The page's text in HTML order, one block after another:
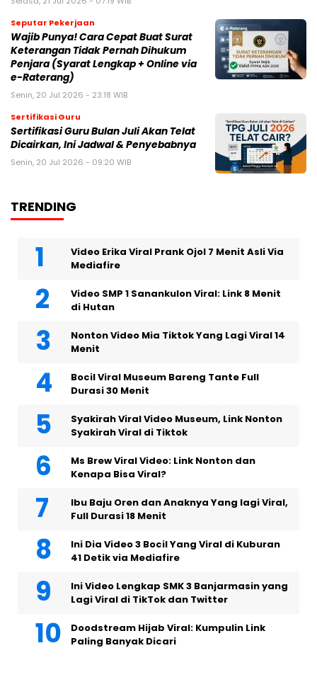
Seputar Pekerjaan
Wajib Punya! Cara Cepat Buat Surat
Keterangan Tidak Pernah Dihukum
Penjara (Syarat Lengkap + Online via
e-Raterang)
Senin, 20 Jul 2026 - 23:18 WIB
Sertifikasi Guru
Sertifikasi Guru Bulan Juli Akan Telat
Dicairkan, Ini Jadwal & Penyebabnya
Senin, 20 Jul 2026 - 09:20 WIB
TRENDING
Video Erika Viral Prank Ojol 7 Menit Asli Via
Mediafire
Video SMP 1 Sanankulon Viral: Link 8 Menit
di Hutan
Nonton Video Mia Tiktok Yang Lagi Viral 14
Menit
Bocil Viral Museum Bareng Tante Full
Durasi 30 Menit
Syakirah Viral Video Museum, Link Nonton
Syakirah Viral di Tiktok
Ms Brew Viral Video: Link Nonton dan
Kenapa Bisa Viral?
Ibu Baju Oren dan Anaknya Yang lagi Viral,
Full Durasi 18 Menit
Ini Dia Video 3 Bocil Yang Viral di Kuburan
41 Detik via Mediafire
Ini Video Lengkap SMK 3 Banjarmasin yang
Lagi Viral di TikTok dan Twitter
Doodstream Hijab Viral: Kumpulin Link
Paling Banyak Dicari